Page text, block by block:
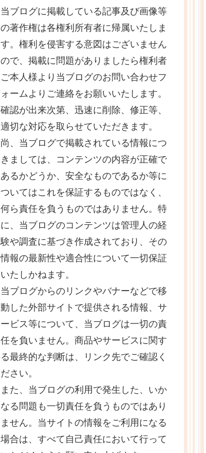
当ブログに掲載している記事及び画像等
の著作権は各権利所有者に帰属いたしま
す。権利を侵害する意図はございません
ので、掲載に問題がありましたら権利者
ご本人様より当ブログのお問い合わせフ
ォームよりご連絡をお願いいたします。
確認が出来次第、迅速に削除、修正等、
適切な対応を取らせていただきます。
尚、当ブログで掲載されている情報につ
きましては、コンテンツの内容が正確で
あるかどうか、安全なものであるか等に
ついてはこれを保証するものではなく、
何ら責任を負うものではありません。特
に、当ブログのコンテンツは管理人の経
験や調査に基づき作成されており、その
情報の最新性や適合性について一切保証
いたしかねます。
当ブログからのリンクやバナーなどで移
動した外部サイトで提供される情報、サ
ービス等について、当ブログは一切の責
任を負いません。商品やサービスに関す
る最終的な判断は、リンク先でご確認く
ださい。
また、当ブログの利用で発生した、いか
なる問題も一切責任を負うものではあり
ません。当サイトの情報をご利用になる
場合は、すべて自己責任において行って